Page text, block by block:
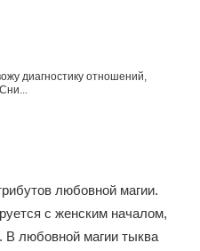
диагностику отношений,
любовной магии.
с женским началом,
В любовной магии тыква